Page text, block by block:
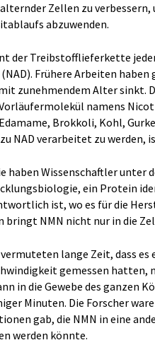
Zellen zu verbessern,
abzuwenden.
der Treibstofflieferkette
Frühere Arbeiten haben
zunehmendem Alter sinkt.
namens
Brokkoli, Kohl,
NAD verarbeitet zu werden,
haben Wissenschaftler unter
ein Protein
ist, wo es für die
bringt NMN nicht nur in die
lange Zeit, dass
gemessen hatten,
in die Gewebe des ganzen
Minuten. Die Forscher
gab, die NMN in eine
werden könnte.